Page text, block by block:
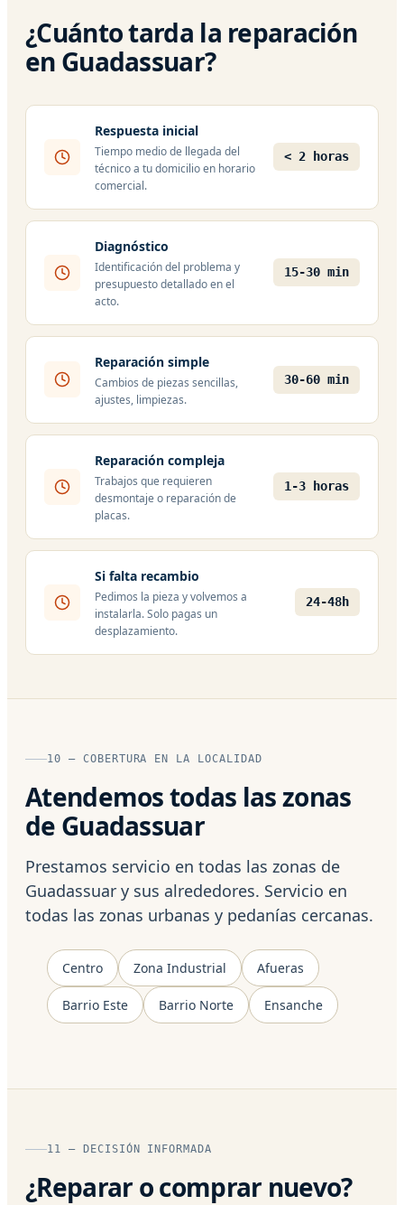
¿Cuánto tarda la reparación
en Guadassuar?
Respuesta inicial
Tiempo medio de llegada del
técnico a tu domicilio en horario
comercial.
< 2 horas
Diagnóstico
Identificación del problema y
presupuesto detallado en el
acto.
15-30 min
Reparación simple
Cambios de piezas sencillas,
ajustes, limpiezas.
30-60 min
Reparación compleja
Trabajos que requieren
desmontaje o reparación de
placas.
1-3 horas
Si falta recambio
Pedimos la pieza y volvemos a
instalarla. Solo pagas un
desplazamiento.
24-48h
10 — COBERTURA EN LA LOCALIDAD
Atendemos todas las zonas
de Guadassuar
Prestamos servicio en todas las zonas de
Guadassuar y sus alrededores. Servicio en
todas las zonas urbanas y pedanías cercanas.
Centro Zona Industrial Afueras
Barrio Este Barrio Norte Ensanche
11 — DECISIÓN INFORMADA
¿Reparar o comprar nuevo?